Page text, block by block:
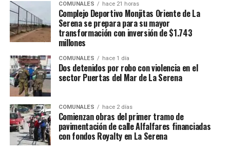
COMUNALES hace 21 horas
Complejo Deportivo Monjitas Oriente de La
Serena se prepara para su mayor
transformación con inversión de $1.743
millones
COMUNALES hace 1 día
Dos detenidos por robo con violencia en el
sector Puertas del Mar de La Serena
COMUNALES hace 2 días
Comienzan obras del primer tramo de
pavimentación de calle Alfalfares financiadas
con fondos Royalty en La Serena